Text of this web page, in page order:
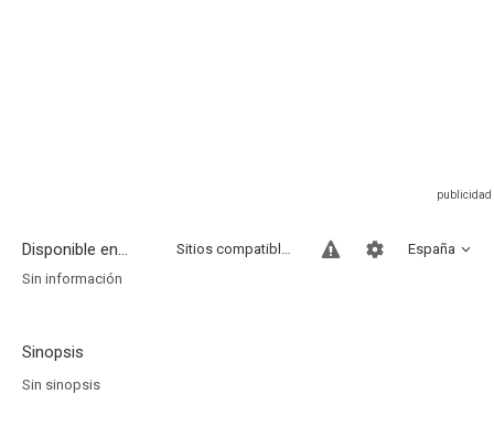
Disponible en... España
Sitios compatibles
Sin información
Sinopsis
Sin sinopsis